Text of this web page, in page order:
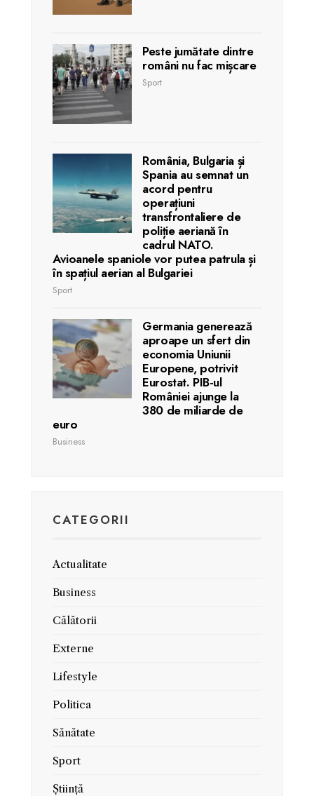
Peste jumătate dintre
români nu fac mișcare
Sport
România, Bulgaria și
Spania au semnat un
acord pentru
operațiuni
transfrontaliere de
poliție aeriană în
cadrul NATO.
Avioanele spaniole vor putea patrula și
în spațiul aerian al Bulgariei
Sport
Germania generează
aproape un sfert din
economia Uniunii
Europene, potrivit
Eurostat. PIB-ul
României ajunge la
380 de miliarde de
euro
Business
CATEGORII
Actualitate
Business
Călătorii
Externe
Lifestyle
Politica
Sănătate
Sport
Știință